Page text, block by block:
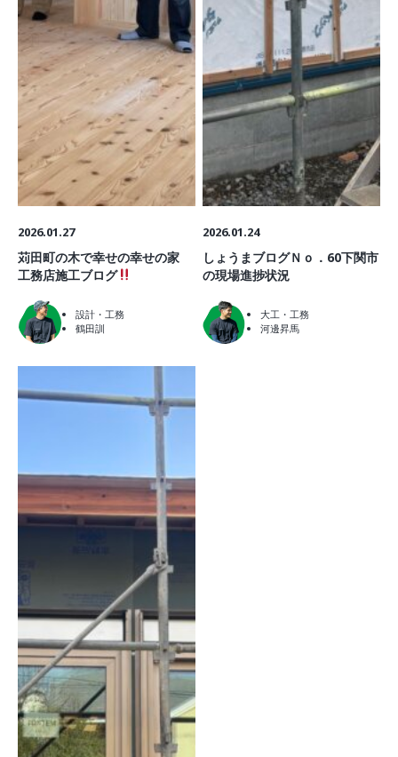
2026.01.27
苅田町の木で幸せの幸せの家
工務店施工ブログ
設計・工務
鶴田訓
2026.01.24
しょうまブログＮｏ．60下関市
の現場進捗状況
大工・工務
河邊昇馬